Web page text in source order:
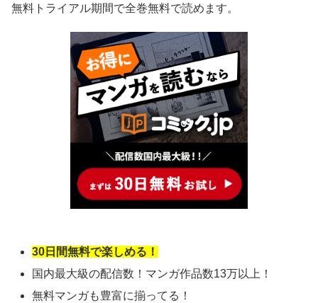
無料トライアル期間で全巻無料で読めます。
30日間無料で楽しめる！
国内最大級の配信数！マンガ作品数13万以上！
無料マンガも豊富に揃ってる！